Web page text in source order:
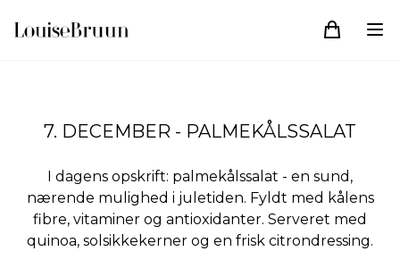
7. DECEMBER - PALMEKÅLSSALAT
I dagens opskrift: palmekålssalat - en sund,
nærende mulighed i juletiden. Fyldt med kålens
fibre, vitaminer og antioxidanter. Serveret med
quinoa, solsikkekerner og en frisk citrondressing.